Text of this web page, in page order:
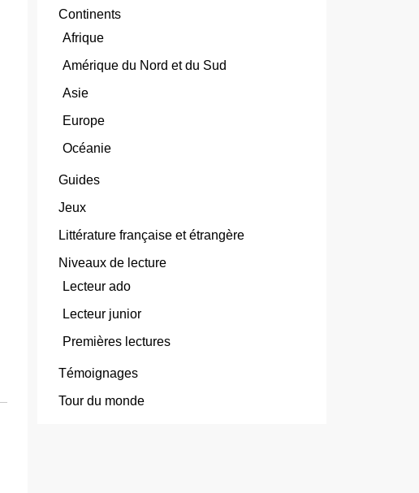
Continents
Afrique
Amérique du Nord et du Sud
Asie
Europe
Océanie
Guides
Jeux
Littérature française et étrangère
Niveaux de lecture
Lecteur ado
Lecteur junior
Premières lectures
Témoignages
Tour du monde